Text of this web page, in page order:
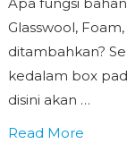
Glasswool,
ditambahkan?
kedalam box
disini akan …
Read More